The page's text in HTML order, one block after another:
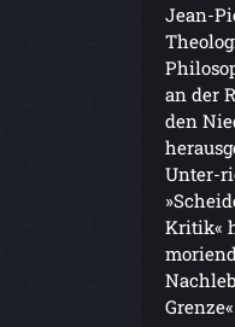
Jean-
an der
den
Unter-
Kritik«